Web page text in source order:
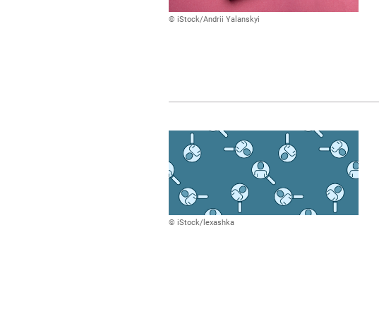
© iStock/Andrii Yalanskyi
© iStock/lexashka